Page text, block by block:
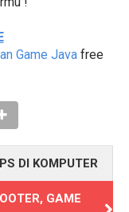
Game Java free
DI KOMPUTER
GAME